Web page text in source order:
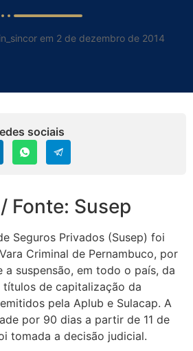
em 2 de dezembro de 2014
sociais
Fonte: Susep
Seguros Privados (Susep) foi
Criminal de Pernambuco, por
suspensão, em todo o país, da
de capitalização da
pela Aplub e Sulacap. A
por 90 dias a partir de 11 de
tomada a decisão judicial.